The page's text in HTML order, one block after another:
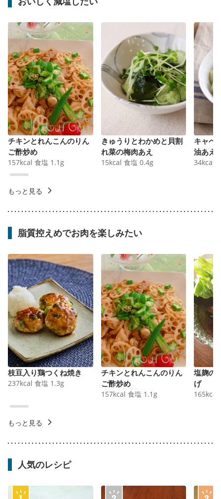
チキンとれんこんのりん
ご酢炒め
157kcal 食塩 1.1 g
きゅうりとわかめと貝割
れ菜の梅肉あえ
15kcal 食塩 0.4g
キャベ
油あえ
34kcal
もっと見る
脂質控えめでお肉を楽しみたい
枝豆入り鶏つくね焼き
237kcal 食塩 1.3g
チキンとれんこんのりん
ご酢炒め
157kcal 食塩 1.1 g
塩麹の
げ
165kcal
もっと見る
人気のレシピ